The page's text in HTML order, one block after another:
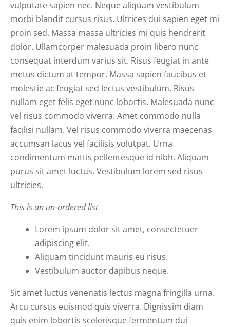
vulputate sapien nec. Neque aliquam vestibulum
morbi blandit cursus risus. Ultrices dui sapien eget mi
proin sed. Massa massa ultricies mi quis hendrerit
dolor. Ullamcorper malesuada proin libero nunc
consequat interdum varius sit. Risus feugiat in ante
metus dictum at tempor. Massa sapien faucibus et
molestie ac feugiat sed lectus vestibulum. Risus
nullam eget felis eget nunc lobortis. Malesuada nunc
vel risus commodo viverra. Amet commodo nulla
facilisi nullam. Vel risus commodo viverra maecenas
accumsan lacus vel facilisis volutpat. Urna
condimentum mattis pellentesque id nibh. Aliquam
purus sit amet luctus. Vestibulum lorem sed risus
ultricies.
This is an un-ordered list
Lorem ipsum dolor sit amet, consectetuer
adipiscing elit.
Aliquam tincidunt mauris eu risus.
Vestibulum auctor dapibus neque.
Sit amet luctus venenatis lectus magna fringilla urna.
Arcu cursus euismod quis viverra. Dignissim diam
quis enim lobortis scelerisque fermentum dui